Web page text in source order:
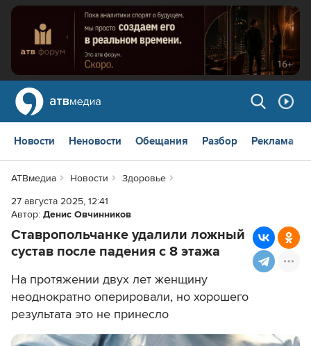
Новости Неновости Обещания Разбор Реклама
АТВмедиа Новости
Здоровье
27 августа 2025, 12:41
Автор: Денис Овчинников
Ставропольчанке удалили ложный
сустав после падения с 8 этажа
На протяжении двух лет женщину
неоднократно оперировали, но хорошего
результата это не принесло